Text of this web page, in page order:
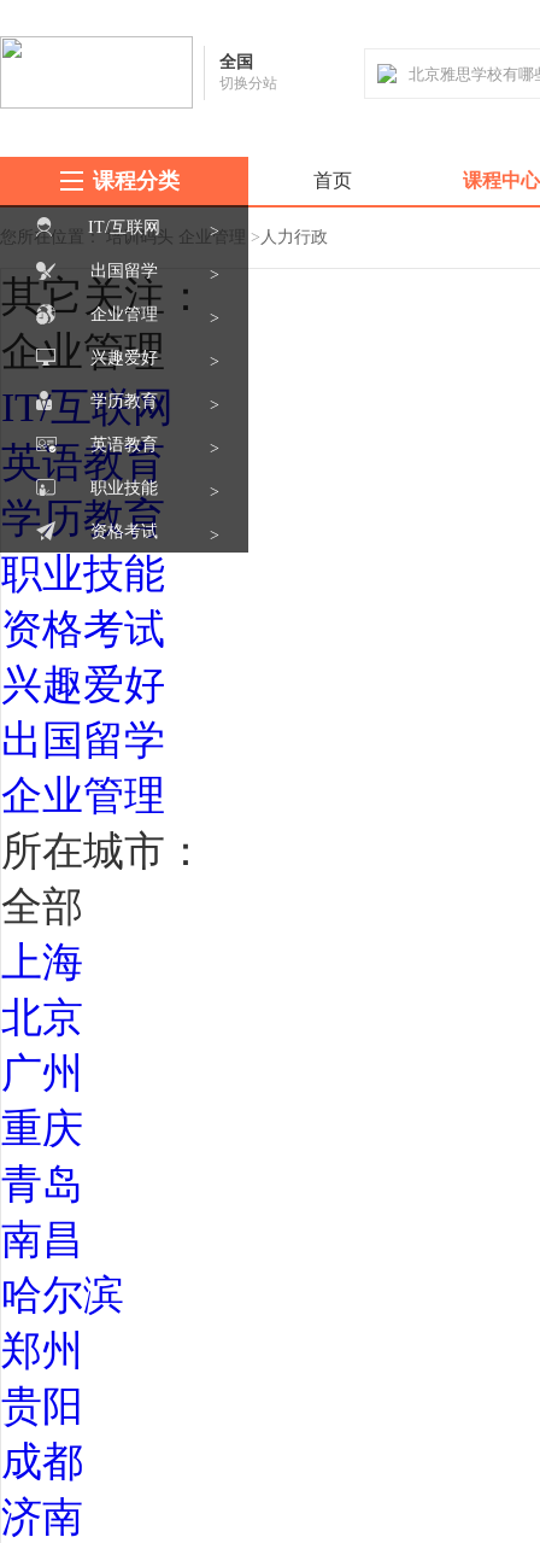
全国
切换分站
课程分类
IT/互联网 >
出国留学 >
企业管理 >
兴趣爱好 >
学历教育 >
英语教育 >
职业技能 >
资格考试 >
首页 课程中心
您所在位置：培训码头 企业管理 > 人力行政
其它关注：
企业管理
IT/互联网
英语教育
学历教育
职业技能
资格考试
兴趣爱好
出国留学
企业管理
所在城市：
全部
上海
北京
广州
重庆
青岛
南昌
哈尔滨
郑州
贵阳
成都
济南